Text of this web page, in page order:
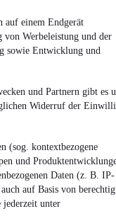
einem Endgerät
von Werbeleistung und der
sowie Entwicklung und
und Partnern gibt es
Widerruf der
(sog. kontextbezogene
und
Daten (z. B. IP-
auf Basis von
jederzeit unter
Gebrauchtwagen: